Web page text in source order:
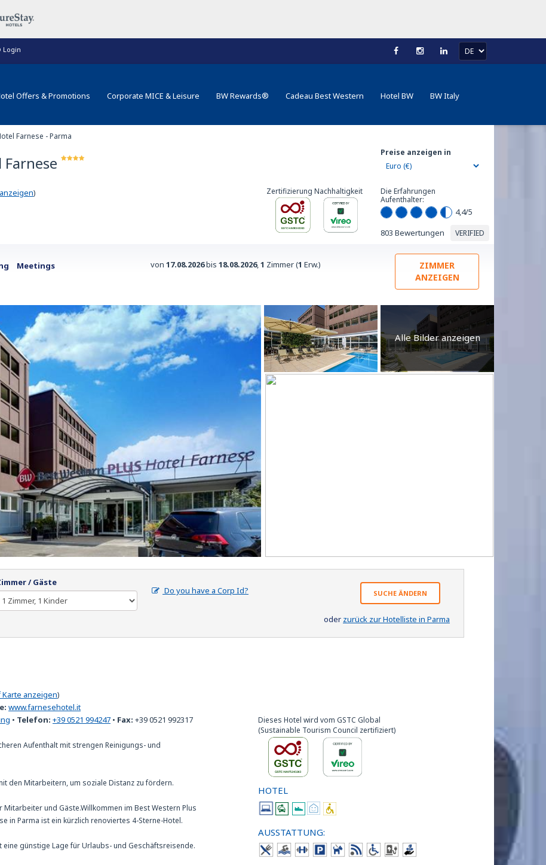
Login
Offers & Promotions Corporate MICE & Leisure BW Rewards® Cadeau Best Western Hotel BW BW Italy
Farnese - Parma
Preise anzeigen in
)
Zertifizierung Nachhaltigkeit
Die Erfahrungen
Aufenthalter:
4,4/5
803 Bewertungen
VERIFIED
Meetings von 17.08.2026bis 18.08.2026,1 Zimmer (1 Erw.)
ZIMMER
ANZEIGEN
Alle Bilder anzeigen
/ Gäste
Do you have a Corp Id? SUCHE ÄNDERN
oder zurück zur Hotelliste in Parma
Karte anzeigen)
www.farnesehotel.it
• Telefon: +39 0521 994247 • Fax: +39 0521 992317
Aufenthalt mit strengen Reinigungs- und
den Mitarbeitern, um soziale Distanz zu fördern.
und Gäste.Willkommen im Best Western Plus
in Parma ist ein kürzlich renoviertes 4-Sterne-Hotel.
günstige Lage für Urlaubs- und Geschäftsreisende.
Dieses Hotel wird vom GSTC Global
(Sustainable Tourism Council zertifiziert)
HOTEL
AUSSTATTUNG: